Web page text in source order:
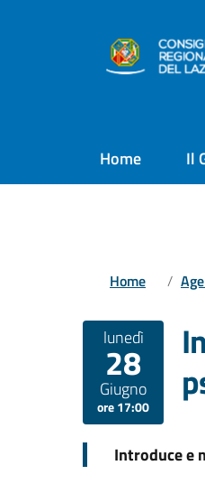
Home Il
Home
lunedì
28
Giugno
ore 17:00
Introduce e